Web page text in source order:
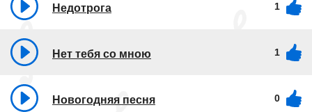
Недотрога 1
Нет тебя со мною 1
Новогодняя песня 0